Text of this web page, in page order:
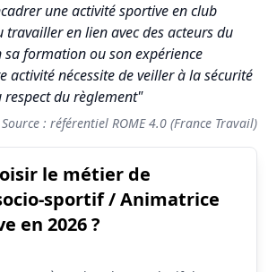
une activité sportive en club
en lien avec des acteurs du
sa formation ou son expérience
activité nécessite de veiller à la sécurité
respect du règlement"
Source : référentiel ROME 4.0 (France Travail)
le métier de
sportif / Animatrice
en 2026 ?
du métier Animateur socio-sportif /
Score (sur